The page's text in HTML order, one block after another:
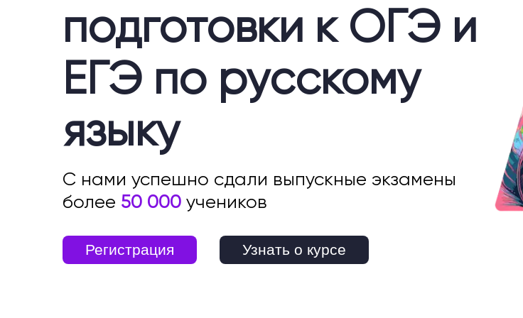
подготовки к ОГЭ и
ЕГЭ по русскому
языку
С нами успешно сдали выпускные экзамены
более 50 000 учеников
Регистрация Узнать о курсе